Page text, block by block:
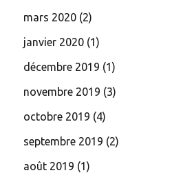
mars 2020 (2)
janvier 2020 (1)
décembre 2019 (1)
novembre 2019 (3)
octobre 2019 (4)
septembre 2019 (2)
août 2019 (1)